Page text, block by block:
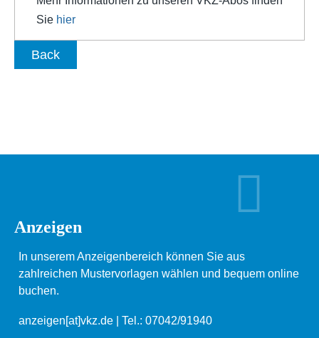
Sie hier
Back
Anzeigen
In unserem Anzeigenbereich können Sie aus
zahlreichen Mustervorlagen wählen und bequem online
buchen.
anzeigen[at]vkz.de | Tel.: 07042/91940